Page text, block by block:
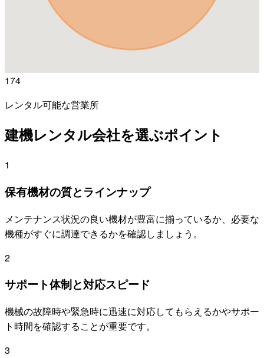
174
レンタル可能な営業所
建機レンタル会社を選ぶポイント
1
保有機材の質とラインナップ
メンテナンス状況の良い機材が豊富に揃っているか、必要な
機種がすぐに調達できるかを確認しましょう。
2
サポート体制と対応スピード
機械の故障時や緊急時に迅速に対応してもらえるかやサポー
ト時間を確認することが重要です。
3